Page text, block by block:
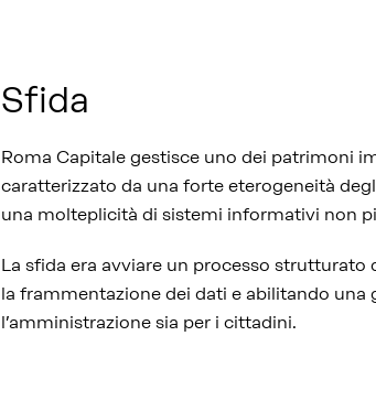
Sfida
Roma Capitale gestisce uno dei patrimoni
caratterizzato da una forte eterogeneità
una molteplicità di sistemi informativi non
La sfida era avviare un processo
la frammentazione dei dati e abilitando una
l’amministrazione sia per i cittadini.